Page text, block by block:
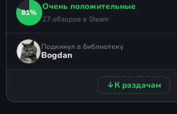
81%
Очень положительные
27 обзоров в Steam
Подкинул в библиотеку
Bogdan
↓К раздачам